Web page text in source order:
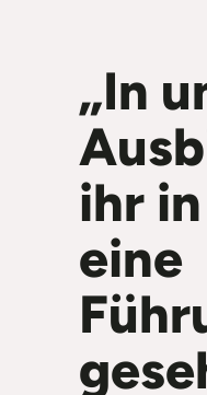
„In
ihr
eine